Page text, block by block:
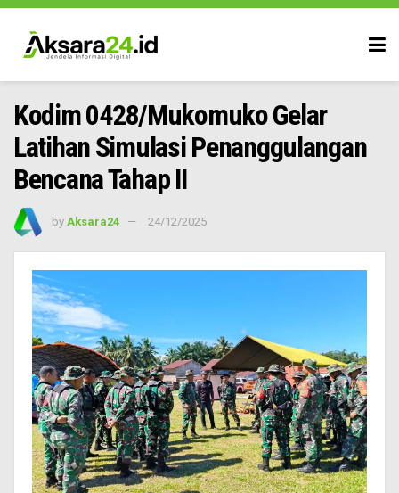
Kodim 0428/Mukomuko Gelar
Latihan Simulasi Penanggulangan
Bencana Tahap II
by Aksara24 24/12/2025